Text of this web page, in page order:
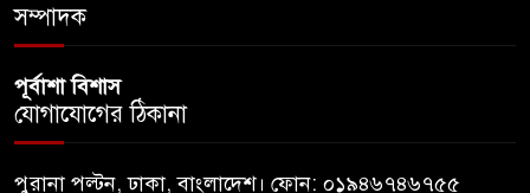
সম্পাদক
পূর্বাশা বিশাস
যোগাযোগের ঠিকানা
পুরানা পল্টন, ঢাকা, বাংলাদেশ। ফোন: ০১৯৪৬৭৪৬৭৫৫